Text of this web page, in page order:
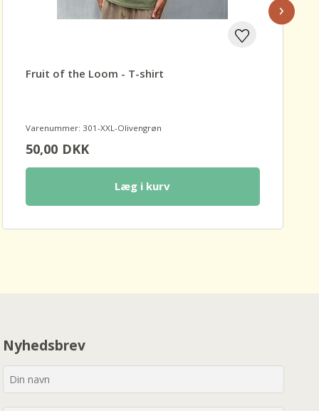
Fruit of the Loom - T-shirt
Varenummer: 301-XXL-Olivengrøn
50,00DKK
Læg i kurv
›
Nyhedsbrev